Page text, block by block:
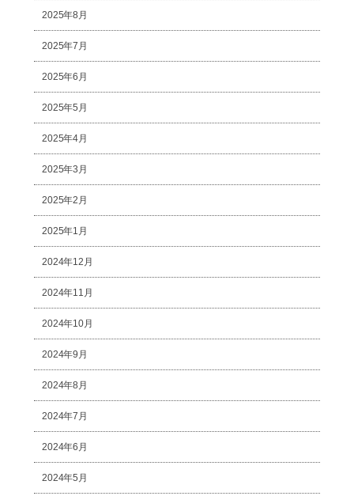
2025年8月
2025年7月
2025年6月
2025年5月
2025年4月
2025年3月
2025年2月
2025年1月
2024年12月
2024年11月
2024年10月
2024年9月
2024年8月
2024年7月
2024年6月
2024年5月